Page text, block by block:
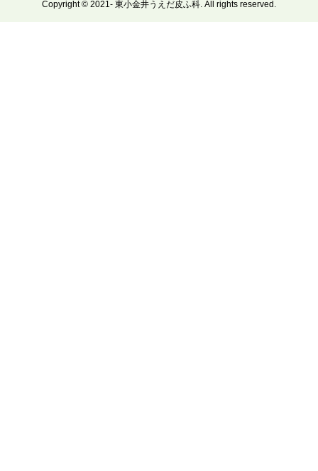
Copyright © 2021- 東小金井うえだ皮ふ科. All rights reserved.